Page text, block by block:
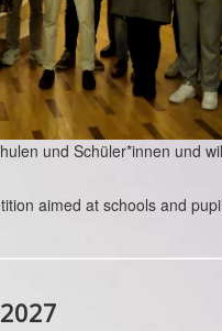
und Schüler*innen und
aimed at schools and